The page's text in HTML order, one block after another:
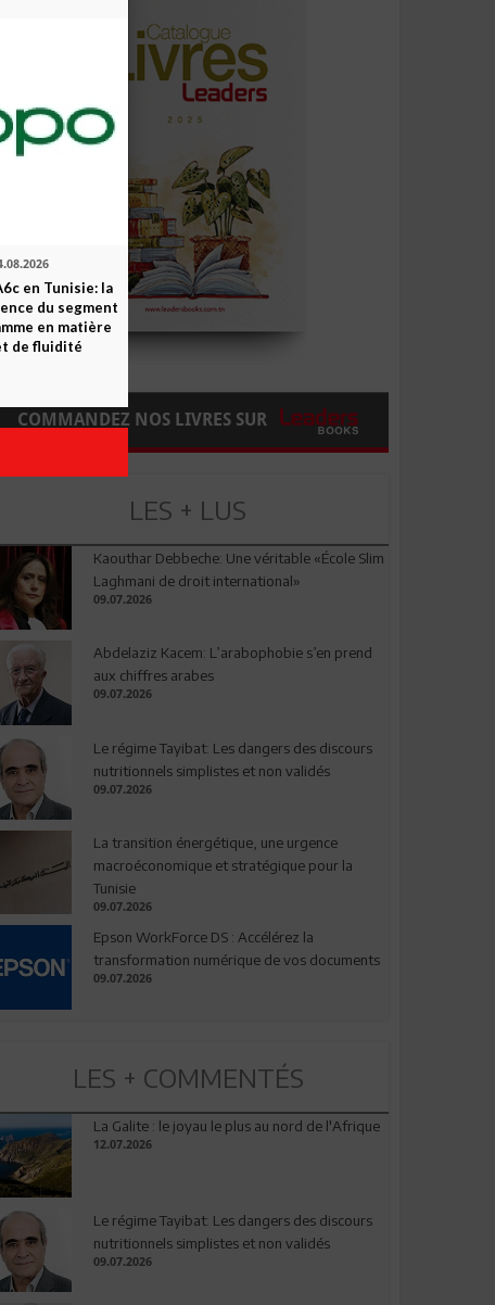
COMMANDEZ NOS LIVRES SUR
LES + LUS
Kaouthar Debbeche: Une véritable «École Slim
Laghmani de droit international»
09.07.2026
Abdelaziz Kacem: L’arabophobie s’en prend
aux chiffres arabes
09.07.2026
Le régime Tayibat: Les dangers des discours
nutritionnels simplistes et non validés
09.07.2026
La transition énergétique, une urgence
macroéconomique et stratégique pour la
Tunisie
09.07.2026
Epson WorkForce DS : Accélérez la
transformation numérique de vos documents
09.07.2026
LES + COMMENTÉS
La Galite : le joyau le plus au nord de l'Afrique
12.07.2026
Le régime Tayibat: Les dangers des discours
nutritionnels simplistes et non validés
09.07.2026
en Tunisie: la
du segment
en matière
de fluidité